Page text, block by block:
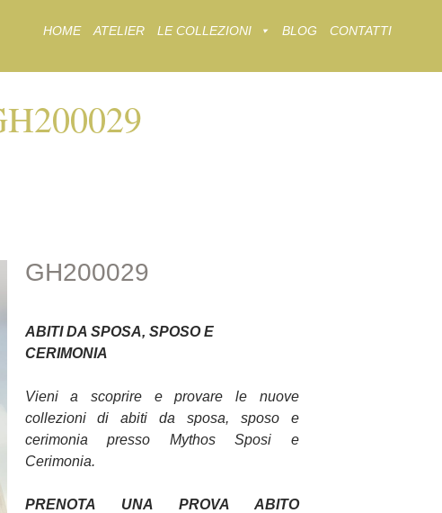
to
HOME ATELIER LE COLLEZIONI BLOG CONTATTI
GH200029
ABITI DA SPOSA, SPOSO E
CERIMONIA
Vieni a scoprire e provare le nuove
collezioni di abiti da sposa, sposo e
cerimonia presso Mythos Sposi e
Cerimonia.
PRENOTA UNA PROVA ABITO